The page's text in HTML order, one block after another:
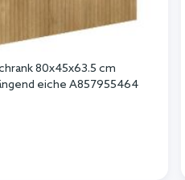
80x45x63.5 cm
eiche A857955464